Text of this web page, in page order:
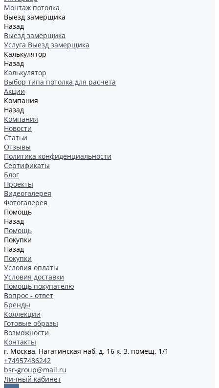
Монтаж потолка
Выезд замерщика
Назад
Выезд замерщика
Услуга Выезд замерщика
Калькулятор
Назад
Калькулятор
Выбор типа потолка для расчета
Акции
Компания
Назад
Компания
Новости
Статьи
Отзывы
Политика конфиденциальности
Сертификаты
Блог
Проекты
Видеогалерея
Фотогалерея
Помощь
Назад
Помощь
Покупки
Назад
Покупки
Условия оплаты
Условия доставки
Помощь покупателю
Вопрос - ответ
Бренды
Коллекции
Готовые образы
Возможности
Контакты
г. Москва, Нагатинская наб, д. 16 к. 3, помещ. 1/1
+74957486242
bsr-group@mail.ru
Личный кабинет